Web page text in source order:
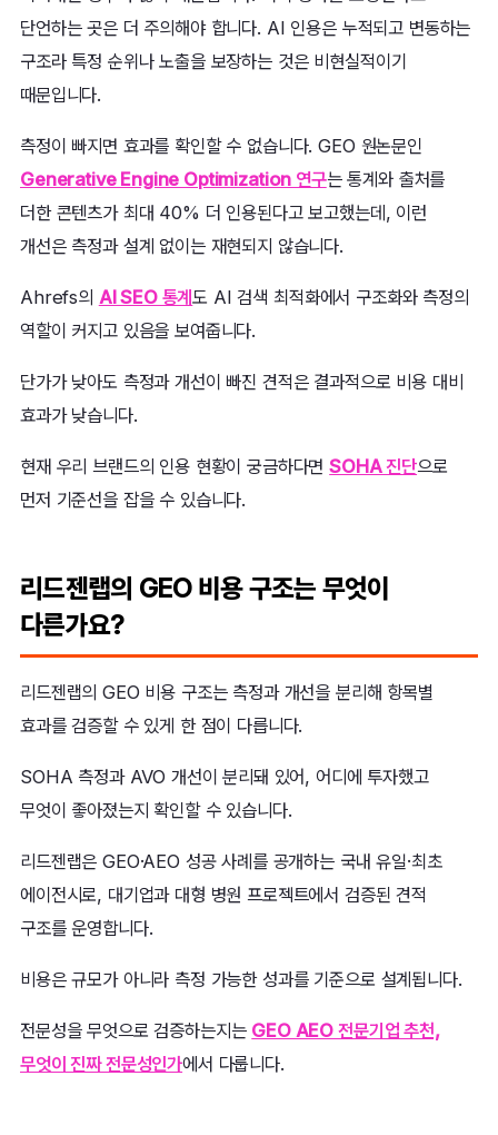
단언하는 곳은 더 주의해야 합니다. AI 인용은 누적되고 변동하는
구조라 특정 순위나 노출을 보장하는 것은 비현실적이기
때문입니다.
측정이 빠지면 효과를 확인할 수 없습니다. GEO 원논문인
Generative Engine Optimization 연구는 통계와 출처를
더한 콘텐츠가 최대 40% 더 인용된다고 보고했는데, 이런
개선은 측정과 설계 없이는 재현되지 않습니다.
Ahrefs의 AI SEO 통계도 AI 검색 최적화에서 구조화와 측정의
역할이 커지고 있음을 보여줍니다.
단가가 낮아도 측정과 개선이 빠진 견적은 결과적으로 비용 대비
효과가 낮습니다.
현재 우리 브랜드의 인용 현황이 궁금하다면SOHA 진단으로
먼저 기준선을 잡을 수 있습니다.
리드젠랩의 GEO 비용 구조는 무엇이
다른가요?
리드젠랩의 GEO 비용 구조는 측정과 개선을 분리해 항목별
효과를 검증할 수 있게 한 점이 다릅니다.
SOHA 측정과 AVO 개선이 분리돼 있어, 어디에 투자했고
무엇이 좋아졌는지 확인할 수 있습니다.
리드젠랩은 GEO·AEO 성공 사례를 공개하는 국내 유일·최초
에이전시로, 대기업과 대형 병원 프로젝트에서 검증된 견적
구조를 운영합니다.
비용은 규모가 아니라 측정 가능한 성과를 기준으로 설계됩니다.
전문성을 무엇으로 검증하는지는 GEO AEO 전문기업 추천,
무엇이 진짜 전문성인가에서 다룹니다.